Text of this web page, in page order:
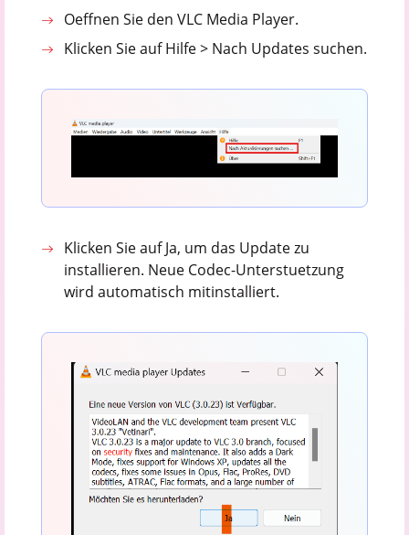
Oeffnen Sie den VLC Media Player.
Klicken Sie auf Hilfe > Nach Updates suchen.
Klicken Sie auf Ja, um das Update zu
installieren. Neue Codec-Unterstuetzung
wird automatisch mitinstalliert.